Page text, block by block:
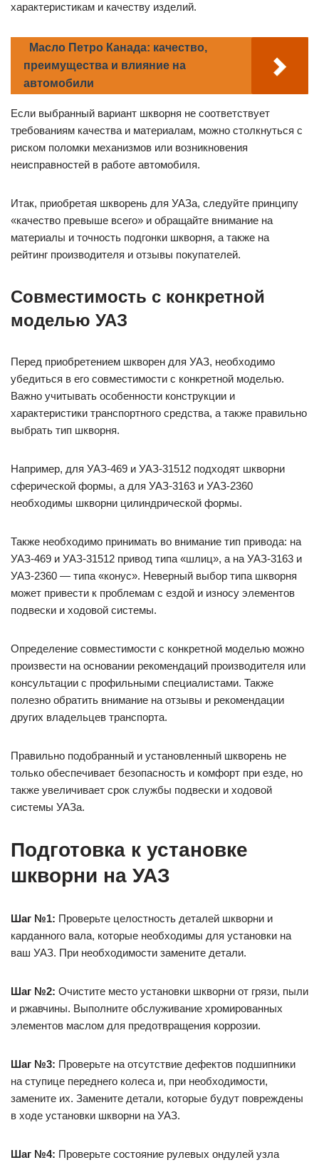
характеристикам и качеству изделий.
Масло Петро Канада: качество,
преимущества и влияние на
автомобили
Если выбранный вариант шкворня не соответствует
требованиям качества и материалам, можно столкнуться с
риском поломки механизмов или возникновения
неисправностей в работе автомобиля.
Итак, приобретая шкворень для УАЗа, следуйте принципу
«качество превыше всего» и обращайте внимание на
материалы и точность подгонки шкворня, а также на
рейтинг производителя и отзывы покупателей.
Совместимость с конкретной
моделью УАЗ
Перед приобретением шкворен для УАЗ, необходимо
убедиться в его совместимости с конкретной моделью.
Важно учитывать особенности конструкции и
характеристики транспортного средства, а также правильно
выбрать тип шкворня.
Например, для УАЗ-469 и УАЗ-31512 подходят шкворни
сферической формы, а для УАЗ-3163 и УАЗ-2360
необходимы шкворни цилиндрической формы.
Также необходимо принимать во внимание тип привода: на
УАЗ-469 и УАЗ-31512 привод типа «шлиц», а на УАЗ-3163 и
УАЗ-2360 — типа «конус». Неверный выбор типа шкворня
может привести к проблемам с ездой и износу элементов
подвески и ходовой системы.
Определение совместимости с конкретной моделью можно
произвести на основании рекомендаций производителя или
консультации с профильными специалистами. Также
полезно обратить внимание на отзывы и рекомендации
других владельцев транспорта.
Правильно подобранный и установленный шкворень не
только обеспечивает безопасность и комфорт при езде, но
также увеличивает срок службы подвески и ходовой
системы УАЗа.
Подготовка к установке
шкворни на УАЗ
Шаг №1: Проверьте целостность деталей шкворни и
карданного вала, которые необходимы для установки на
ваш УАЗ. При необходимости замените детали.
Шаг №2: Очистите место установки шкворни от грязи, пыли
и ржавчины. Выполните обслуживание хромированных
элементов маслом для предотвращения коррозии.
Шаг №3: Проверьте на отсутствие дефектов подшипники
на ступице переднего колеса и, при необходимости,
замените их. Замените детали, которые будут повреждены
в ходе установки шкворни на УАЗ.
Шаг №4: Проверьте состояние рулевых ондулей узла